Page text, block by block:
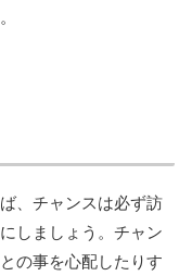
、チャンスは必ず訪
しましょう。チャン
の事を心配したりす